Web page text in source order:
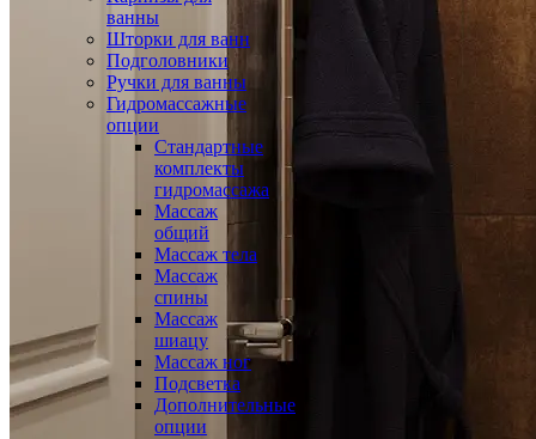
ванны
Шторки для ванн
Подголовники
Ручки для ванны
Гидромассажные
опции
Стандартные
комплекты
гидромассажа
Массаж
общий
Массаж тела
Массаж
спины
Массаж
шиацу
Массаж ног
Подсветка
Дополнительные
опции